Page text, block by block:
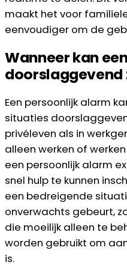
maakt het voor
eenvoudiger om de
Wanneer kan
doorslaggevend
Een persoonlijk alarm
situaties
privéleven als in
alleen werken of
een persoonlijk alarm
snel hulp te kunnen
een bedreigende
onverwachts gebeurt,
die moeilijk alleen te
worden gebruikt om
is.